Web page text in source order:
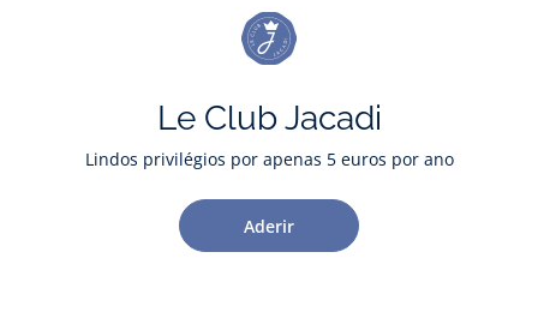
Le Club Jacadi
Lindos privilégios por apenas 5 euros por ano
Aderir